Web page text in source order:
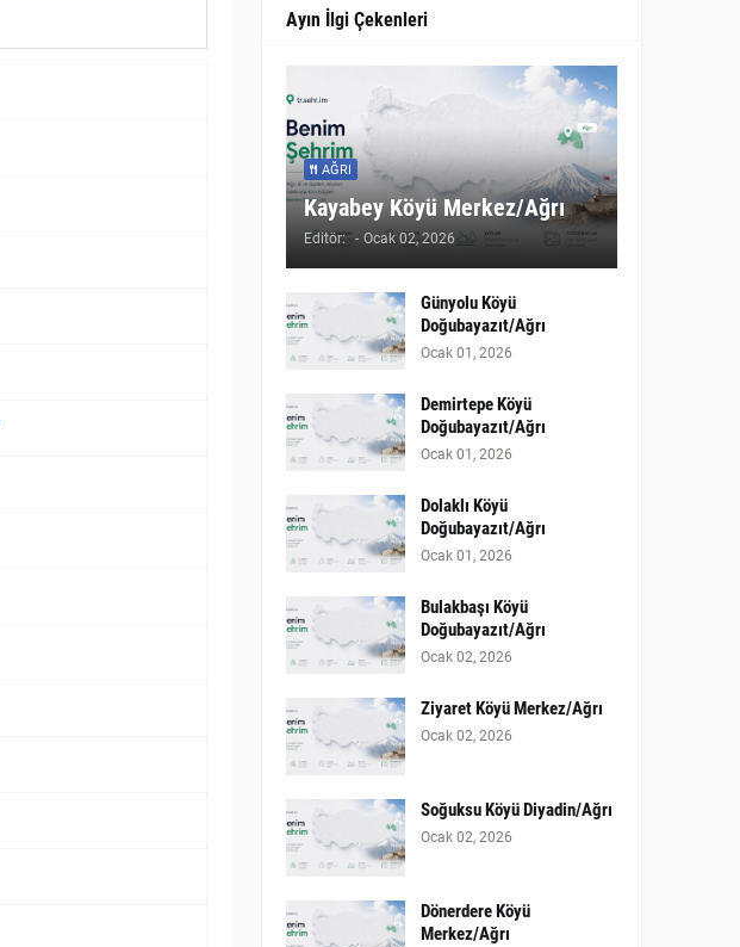
Ayın İlgi Çekenleri
AĞRI
Kayabey Köyü Merkez/Ağrı
Editör: - Ocak 02, 2026
Günyolu Köyü
Doğubayazıt/Ağrı
Ocak 01, 2026
Demirtepe Köyü
Doğubayazıt/Ağrı
Ocak 01, 2026
Dolaklı Köyü
Doğubayazıt/Ağrı
Ocak 01, 2026
Bulakbaşı Köyü
Doğubayazıt/Ağrı
Ocak 02, 2026
Ziyaret Köyü Merkez/Ağrı
Ocak 02, 2026
Soğuksu Köyü Diyadin/Ağrı
Ocak 02, 2026
Dönerdere Köyü
Merkez/Ağrı